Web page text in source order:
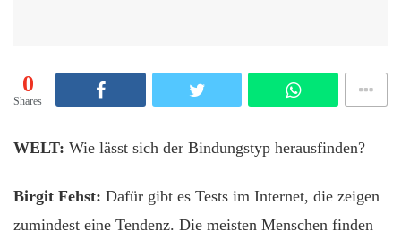
0
Shares
WELT: Wie lässt sich der Bindungstyp herausfinden?
Birgit Fehst: Dafür gibt es Tests im Internet, die zeigen
zumindest eine Tendenz. Die meisten Menschen finden